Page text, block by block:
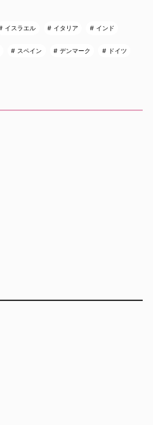
イスラエル イタリア インド
スペイン デンマーク ドイツ